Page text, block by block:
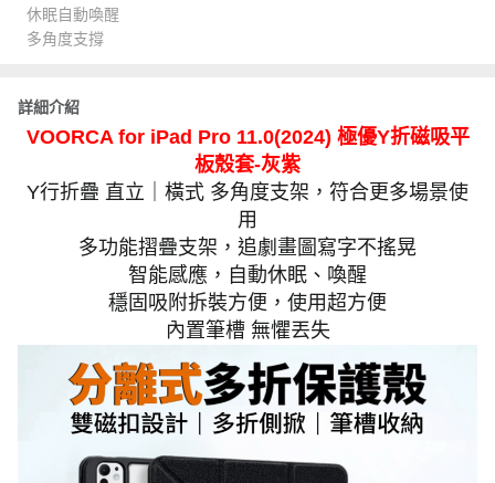
休眠自動喚醒
多角度支撐
詳細介紹
VOORCA for iPad Pro 11.0(2024) 極優Y折磁吸平
板殼套-灰紫
Y行折疊 直立｜橫式 多角度支架，符合更多場景使
用
多功能摺疊支架，追劇畫圖寫字不搖晃
智能感應，自動休眠、喚醒
穩固吸附拆裝方便，使用超方便
內置筆槽 無懼丟失